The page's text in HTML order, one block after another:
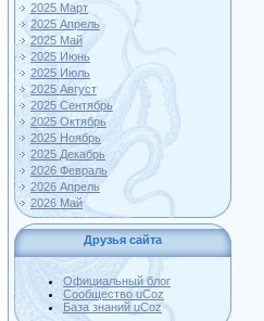
2025 Март
2025 Апрель
2025 Май
2025 Июнь
2025 Июль
2025 Август
2025 Сентябрь
2025 Октябрь
2025 Ноябрь
2025 Декабрь
2026 Февраль
2026 Апрель
2026 Май
Друзья сайта
Официальный блог
Сообщество uCoz
База знаний uCoz